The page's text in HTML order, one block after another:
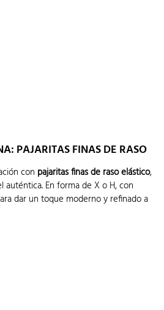
PAJARITAS FINAS DE RASO
con pajaritas finas de raso elástico,
auténtica. En forma de X o H, con
dar un toque moderno y refinado a